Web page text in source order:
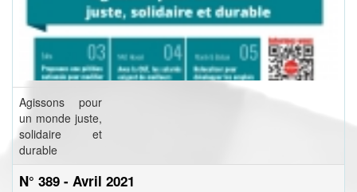
Agissons pour
un monde juste,
solidaire et
durable
N° 389 - Avril 2021